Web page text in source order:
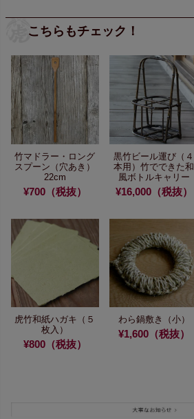
こちらもチェック！
竹マドラー・ロング
スプーン（穴あき）
22cm
¥700（税抜）
黒竹ビール運び（４
本用）竹でできた和
風ボトルキャリー
¥16,000（税抜）
虎竹和紙ハガキ（５
枚入）
¥800（税抜）
わら鍋敷き（小）
¥1,600（税抜）